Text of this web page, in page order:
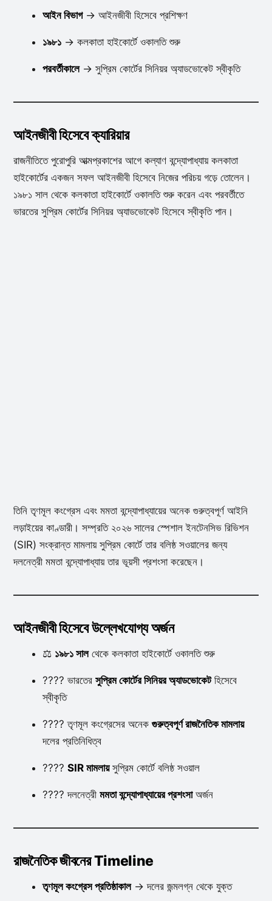
আইন বিভাগ→ আইনজীবী হিসেবে প্রশিক্ষণ
১৯৮১→ কলকাতা হাইকোর্টে ওকালতি শুরু
পরবর্তীকালে→ সুপ্রিম কোর্টের সিনিয়র অ্যাডভোকেট স্বীকৃতি
আইনজীবী হিসেবে ক্যারিয়ার
রাজনীতিতে পুরোপুরি আত্মপ্রকাশের আগে কল্যাণ বন্দ্যোপাধ্যায় কলকাতা
হাইকোর্টের একজন সফল আইনজীবী হিসেবে নিজের পরিচয় গড়ে তোলেন।
১৯৮১ সাল থেকে কলকাতা হাইকোর্টে ওকালতি শুরু করেন এবং পরবর্তীতে
ভারতের সুপ্রিম কোর্টের সিনিয়র অ্যাডভোকেট হিসেবে স্বীকৃতি পান।
তিনি তৃণমূল কংগ্রেস এবং মমতা বন্দ্যোপাধ্যায়ের অনেক গুরুত্বপূর্ণ আইনি
লড়াইয়ের কাণ্ডারী। সম্প্রতি ২০২৬ সালের স্পেশাল ইনটেনসিভ রিভিশন
(SIR) সংক্রান্ত মামলায় সুপ্রিম কোর্টে তার বলিষ্ঠ সওয়ালের জন্য
দলনেত্রী মমতা বন্দ্যোপাধ্যায় তার ভূয়সী প্রশংসা করেছেন।
আইনজীবী হিসেবে উল্লেখযোগ্য অর্জন
⚖️ ১৯৮১ সালথেকে কলকাতা হাইকোর্টে ওকালতি শুরু
????️ ভারতের সুপ্রিম কোর্টের সিনিয়র অ্যাডভোকেটহিসেবে
স্বীকৃতি
???? তৃণমূল কংগ্রেসের অনেক গুরুত্বপূর্ণ রাজনৈতিক মামলায়
দলের প্রতিনিধিত্ব
????️ SIR মামলায়সুপ্রিম কোর্টে বলিষ্ঠ সওয়াল
???? দলনেত্রী মমতা বন্দ্যোপাধ্যায়ের প্রশংসাঅর্জন
রাজনৈতিক জীবনের Timeline
তৃণমূল কংগ্রেস প্রতিষ্ঠাকাল→ দলের জন্মলগ্ন থেকে যুক্ত